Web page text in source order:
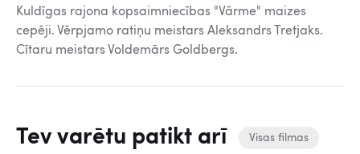
Kuldīgas rajona kopsaimniecības "Vārme" maizes
cepēji. Vērpjamo ratiņu meistars Aleksandrs Tretjaks.
Cītaru meistars Voldemārs Goldbergs.
Tev varētu patikt arī Visas filmas